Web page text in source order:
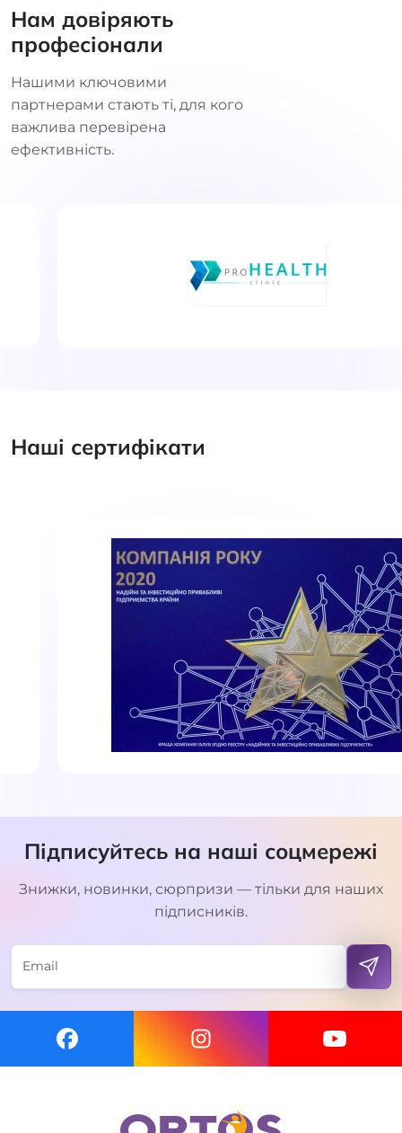
Нам довіряють
професіонали
Нашими ключовими
партнерами стають ті, для кого
важлива перевірена
ефективність.
Наші сертифікати
Підписуйтесь на наші соцмережі
Знижки, новинки, сюрпризи — тільки для наших
підписників.